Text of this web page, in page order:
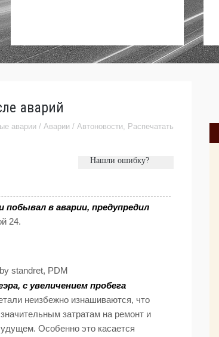
аварий
аварии / Аварии / Автоновости, Распечатать
Нашли ошибку?
в аварии, предупредил
24.
standret, PDM
с увеличением пробега
неизбежно изнашиваются, что
затратам на ремонт и
Особенно это касается